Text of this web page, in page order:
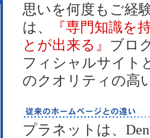
思いを何度もご経
は、
『専門知識を
とが出来る』 ブロ
フィシャルサイト
のクオリティの高
プラネットは、